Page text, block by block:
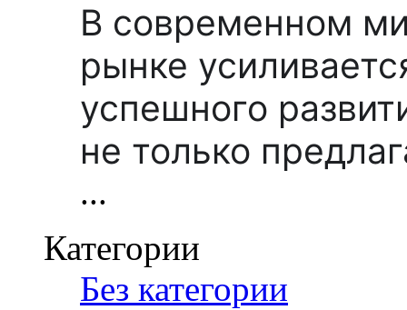
В современном
рынке
успешного
не только
...
Категории
Без категории